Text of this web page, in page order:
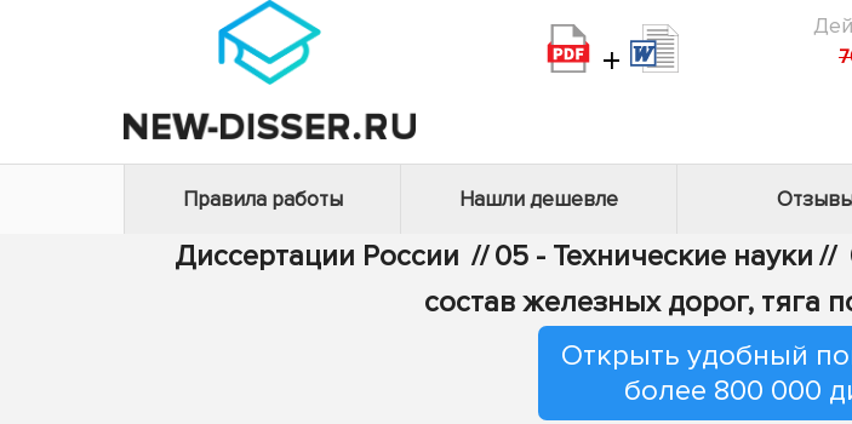
+
Правила работы Нашли дешевле
Диссертации России // 05 - Технические науки //
состав железных дорог, тяга
Открыть удобный
более 800 000